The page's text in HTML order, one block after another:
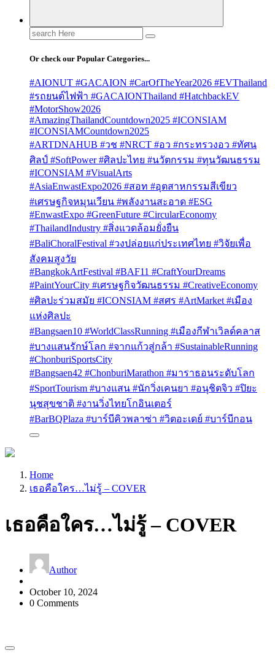
Search
for:
Or check our Popular Categories...
#AIONUT #GACAION #CarOfTheYear2026 #EVThailand
#รถยนต์ไฟฟ้า #GACAIONThailand #HatchbackEV
#MotorShow2026
#AmazingThailandCountdown2025 #ICONSIAM
#ICONSIAMCountdown2025
#ARTDNAHUB #วช #NRCT #อว #กระทรวงอว #ทัศน
ศิลป์ #SoftPower #ศิลปะไทย #นวัตกรรม #ทุนวัฒนธรรม
#ICONSIAM #VisualArts
#AsiaEnwastExpo2026 #สอท #อุตสาหกรรมสีเขียว
#เศรษฐกิจหมุนเวียน #พลังงานสะอาด #ESG
#EnwastExpo #GreenFuture #CircularEconomy
#ThailandIndustry #สิ่งแวดล้อมยั่งยืน
#BaliChoralFestival #วงปล่อยแก่ประเทศไทย #วิจัยเพื่อ
สังคมสูงวัย
#BangkokArtFestival #BAF11 #CraftYourDreams
#PaintYourCity #เศรษฐกิจวัฒนธรรม #CreativeEconomy
#ศิลปะร่วมสมัย #ICONSIAM #สศร #ArtMarket #เมือง
แห่งศิลปะ
#Bangsaen10 #WorldClassRunning #เมืองกีฬาเวิลด์คลาส
#บางแสนรักษ์โลก #จากแก้วสู่กล้า #SustainableRunning
#ChonburiSportsCity
#Bangsaen42 #ChonburiMarathon #มาราธอนระดับโลก
#SportTourism #บางแสน #นักวิ่งเคนยา #อนุชิตจิว #ปิยะ
นุชสุขชาติ #งานวิ่งไทยโกอินเตอร์
#BarBQPlaza #บาร์บีคิวพลาซ่า #วิตอะเดย์ #บาร์บีกอน
Home
เธอคือใคร…ไม่รู้ – COVER
เธอคือใคร…ไม่รู้ – COVER
Author
October 10, 2024
0 Comments